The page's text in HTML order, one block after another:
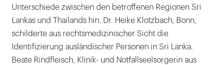
Unterschiede zwischen den betroffenen Regionen Sri
Lankas und Thailands hin. Dr. Heike Klotzbach, Bonn,
schilderte aus rechtsmedizinischer Sicht die
Identifizierung ausländischer Personen in Sri Lanka.
Beate Rindfleisch, Klinik- und Notfallseelsorgerin aus